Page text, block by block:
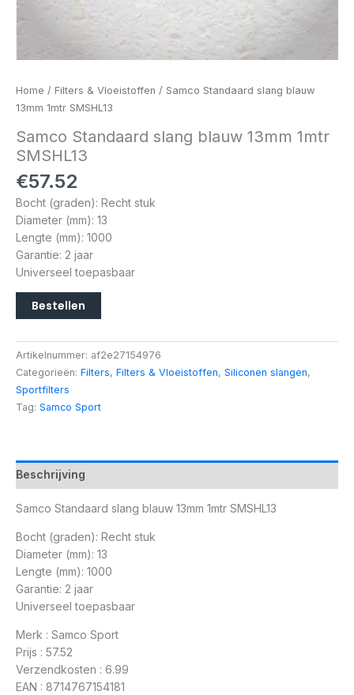
Home / Filters & Vloeistoffen / Samco Standaard slang blauw
13mm 1mtr SMSHL13
Samco Standaard slang blauw 13mm 1mtr
SMSHL13
€57.52
Bocht (graden): Recht stuk
Diameter (mm): 13
Lengte (mm): 1000
Garantie: 2 jaar
Universeel toepasbaar
Bestellen
Artikelnummer: af2e27154976
Categorieën: Filters, Filters & Vloeistoffen, Siliconen slangen,
Sportfilters
Tag: Samco Sport
Beschrijving
Samco Standaard slang blauw 13mm 1mtr SMSHL13
Bocht (graden): Recht stuk
Diameter (mm): 13
Lengte (mm): 1000
Garantie: 2 jaar
Universeel toepasbaar
Merk : Samco Sport
Prijs : 57.52
Verzendkosten : 6.99
EAN : 8714767154181